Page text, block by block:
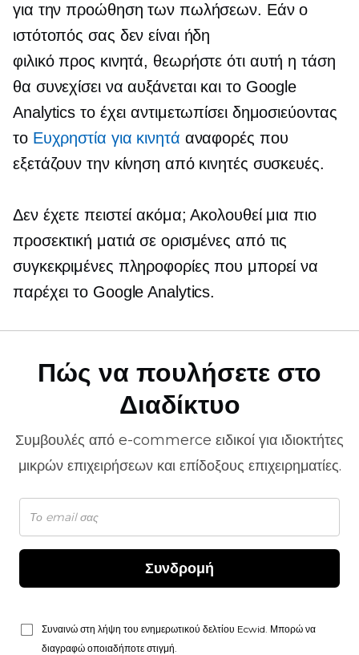
για την προώθηση των πωλήσεων. Εάν ο
ιστότοπός σας δεν είναι ήδη
φιλικό προς κινητά, θεωρήστε ότι αυτή η τάση
θα συνεχίσει να αυξάνεται και το Google
Analytics το έχει αντιμετωπίσει δημοσιεύοντας
το Ευχρηστία για κινητά αναφορές που
εξετάζουν την κίνηση από κινητές συσκευές.
Δεν έχετε πειστεί ακόμα; Ακολουθεί μια πιο
προσεκτική ματιά σε ορισμένες από τις
συγκεκριμένες πληροφορίες που μπορεί να
παρέχει το Google Analytics.
Πώς να πουλήσετε στο
Διαδίκτυο
Συμβουλές από e-commerce ειδικοί για ιδιοκτήτες
μικρών επιχειρήσεων και επίδοξους επιχειρηματίες.
Συνδρομή
Συναινώ στη λήψη του ενημερωτικού δελτίου Ecwid. Μπορώ να
διαγραφώ οποιαδήποτε στιγμή.